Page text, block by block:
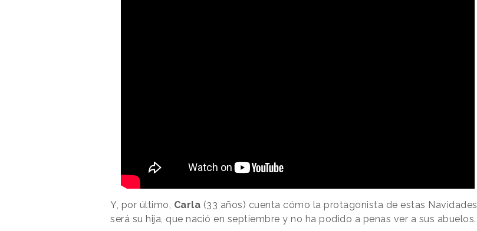
Y, por último, Carla (33 años) cuenta cómo la protagonista de estas Navidades
será su hija, que nació en septiembre y no ha podido a penas ver a sus abuelos.